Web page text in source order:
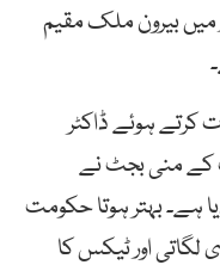
میں بیرون ملک مقیم
کرتے ہوئے ڈاکٹر
کے منی بجٹ نے
ہے۔ بہتر ہوتا حکومت
لگاتی اور ٹیکس کا